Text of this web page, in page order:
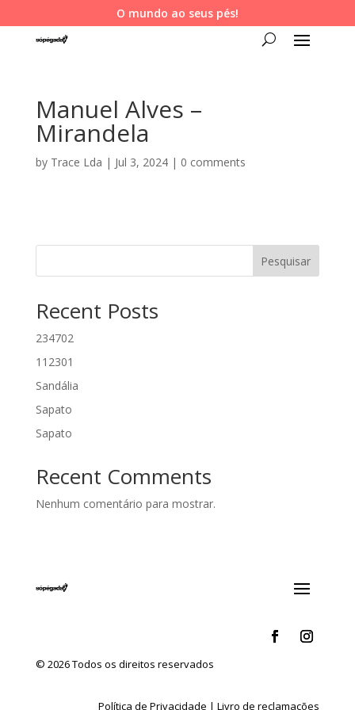
O mundo ao seus pés!
Manuel Alves –
Mirandela
by Trace Lda | Jul 3, 2024| 0 comments
Pesquisar
Recent Posts
234702
112301
Sandália
Sapato
Sapato
Recent Comments
Nenhum comentário para mostrar.
© 2026 Todos os direitos reservados
Política de Privacidade |Livro de reclamações